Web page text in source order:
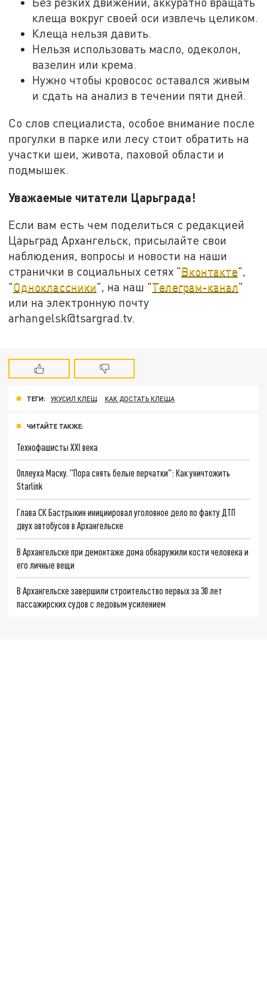
клеща вокруг своей оси извлечь целиком.
Клеща нельзя давить.
Нельзя использовать масло, одеколон,
вазелин или крема.
Нужно чтобы кровосос оставался живым
и сдать на анализ в течении пяти дней.
Со слов специалиста, особое внимание после
прогулки в парке или лесу стоит обратить на
участки шеи, живота, паховой области и
подмышек.
Уважаемые читатели Царьграда!
Если вам есть чем поделиться с редакцией
Царьград Архангельск, присылайте свои
наблюдения, вопросы и новости на наши
странички в социальных сетях "Вконтакте",
"Одноклассники", на наш "Телеграм-канал"
или на электронную почту
arhangelsk@tsargrad.tv.
ТЕГИ: УКУСИЛ КЛЕЩ КАК ДОСТАТЬ КЛЕЩА
ЧИТАЙТЕ ТАКЖЕ:
Технофашисты XXI века
Оплеуха Маску. "Пора снять белые перчатки": Как уничтожить
Starlink
Глава СК Бастрыкин инициировал уголовное дело по факту ДТП
двух автобусов в Архангельске
В Архангельске при демонтаже дома обнаружили кости человека и
его личные вещи
В Архангельске завершили строительство первых за 30 лет
пассажирских судов с ледовым усилением